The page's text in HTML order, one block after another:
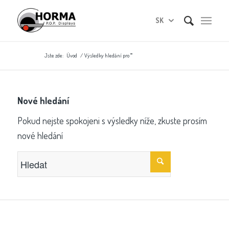
SK
Jste zde: Úvod / Výsledky hledání pro ""
Nové hledání
Pokud nejste spokojeni s výsledky níže, zkuste prosím
nové hledání